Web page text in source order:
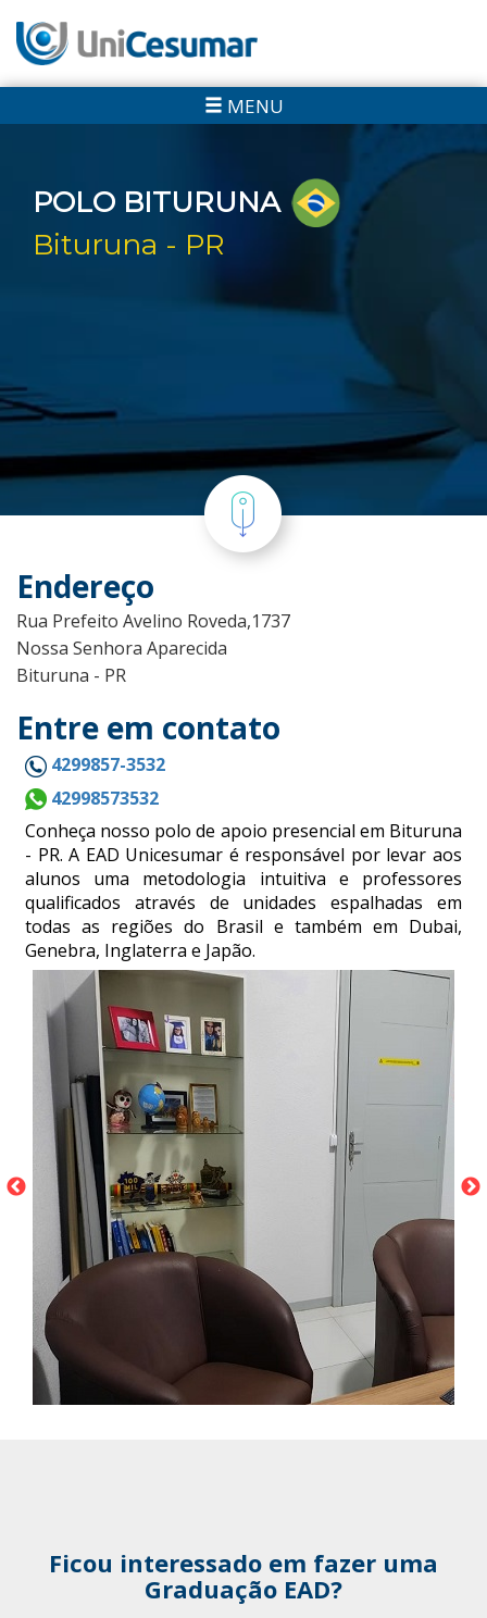
MENU
POLO BITURUNA
Bituruna - PR
Endereço
Rua Prefeito Avelino Roveda,1737
Nossa Senhora Aparecida
Bituruna - PR
Entre em contato
4299857-3532
42998573532
Conheça nosso polo de apoio presencial em Bituruna
- PR. A EAD Unicesumar é responsável por levar aos
alunos uma metodologia intuitiva e professores
qualificados através de unidades espalhadas em
todas as regiões do Brasil e também em Dubai,
Genebra, Inglaterra e Japão.
Ficou interessado em fazer uma
Graduação EAD?